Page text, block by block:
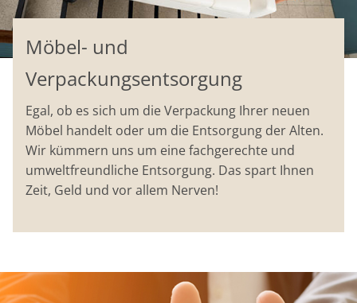
Möbel- und
Verpackungsentsorgung
Egal, ob es sich um die Verpackung Ihrer neuen
Möbel handelt oder um die Entsorgung der Alten.
Wir kümmern uns um eine fachgerechte und
umweltfreundliche Entsorgung. Das spart Ihnen
Zeit, Geld und vor allem Nerven!